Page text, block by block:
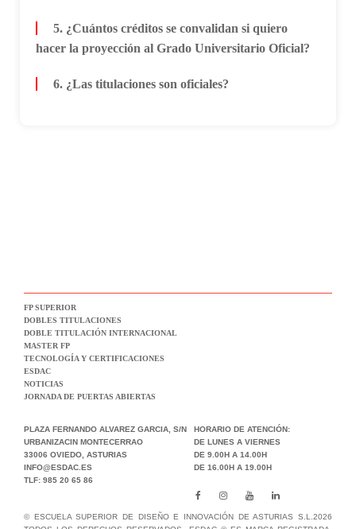
5. ¿Cuántos créditos se convalidan si quiero
hacer la proyección al Grado Universitario Oficial?
6. ¿Las titulaciones son oficiales?
FP SUPERIOR
DOBLES TITULACIONES
DOBLE TITULACIÓN INTERNACIONAL
MASTER FP
TECNOLOGÍA Y CERTIFICACIONES
ESDAC
NOTICIAS
JORNADA DE PUERTAS ABIERTAS
PLAZA FERNANDO ALVAREZ GARCIA, S/N
URBANIZACIN MONTECERRAO
33006 OVIEDO, ASTURIAS
INFO@ESDAC.ES
TLF: 985 20 65 86
HORARIO DE ATENCIÓN:
DE LUNES A VIERNES
DE 9.00H A 14.00H
DE 16.00H A 19.00H
© ESCUELA SUPERIOR DE DISEÑO E INNOVACIÓN DE ASTURIAS S.L.2026